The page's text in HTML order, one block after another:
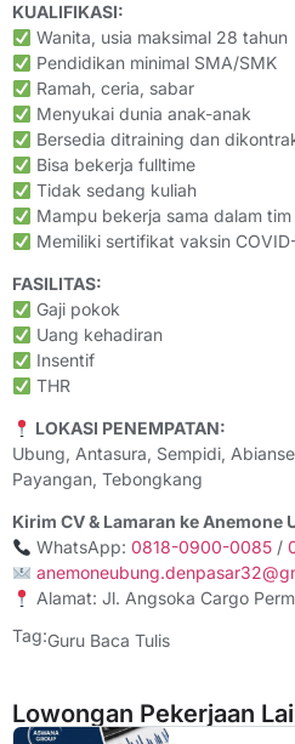
KUALIFIKASI:
Wanita, usia maksimal 28 tahun
Pendidikan minimal SMA/SMK
Ramah, ceria, sabar
Menyukai dunia anak-anak
Bersedia ditraining dan
Bisa bekerja fulltime
Tidak sedang kuliah
Mampu bekerja sama dalam tim
Memiliki sertifikat vaksin
FASILITAS:
Gaji pokok
Uang kehadiran
Insentif
THR
LOKASI PENEMPATAN:
Ubung, Antasura, Sempidi,
Payangan, Tebongkang
Kirim CV & Lamaran ke Anemone
WhatsApp: 0818-0900-0085/
Alamat: Jl. Angsoka Cargo
Tag:Guru Baca Tulis
Lowongan Pekerjaan